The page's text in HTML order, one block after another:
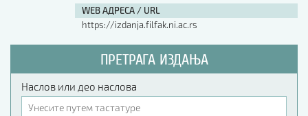
WEB АДРЕСА / URL
https://izdanja.filfak.ni.ac.rs
ПРЕТРАГА ИЗДАЊА
Наслов или део наслова